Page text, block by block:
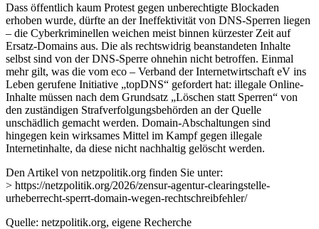
Dass öffentlich kaum Protest gegen unberechtigte Blockaden
erhoben wurde, dürfte an der Ineffektivität von DNS-Sperren liegen
– die Cyberkriminellen weichen meist binnen kürzester Zeit auf
Ersatz-Domains aus. Die als rechtswidrig beanstandeten Inhalte
selbst sind von der DNS-Sperre ohnehin nicht betroffen. Einmal
mehr gilt, was die vom eco – Verband der Internetwirtschaft eV ins
Leben gerufene Initiative „topDNS“ gefordert hat: illegale Online-
Inhalte müssen nach dem Grundsatz „Löschen statt Sperren“ von
den zuständigen Strafverfolgungsbehörden an der Quelle
unschädlich gemacht werden. Domain-Abschaltungen sind
hingegen kein wirksames Mittel im Kampf gegen illegale
Internetinhalte, da diese nicht nachhaltig gelöscht werden.
Den Artikel von netzpolitik.org finden Sie unter:
> https://netzpolitik.org/2026/zensur-agentur-clearingstelle-
urheberrecht-sperrt-domain-wegen-rechtschreibfehler/
Quelle: netzpolitik.org, eigene Recherche